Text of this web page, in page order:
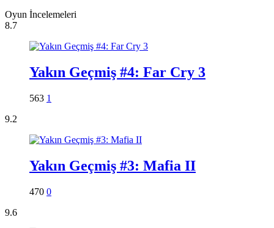
Oyun İncelemeleri
8.7
Yakın Geçmiş #4: Far Cry 3
563 1
9.2
Yakın Geçmiş #3: Mafia II
470 0
9.6